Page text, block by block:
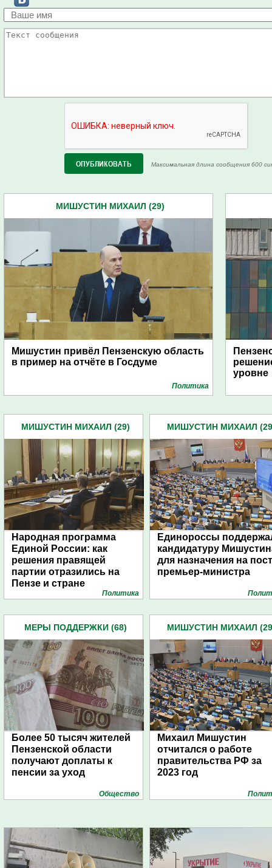
Максимальная длина сообщения 600
МИШУСТИН МИХАИЛ (29)
Мишустин привёл Пензенскую область
в пример на отчёте в Госдуме
Политика
уровне
МИШУСТИН МИХАИЛ (29)
Народная программа
Единой России: как
решения правящей
партии отразились на
Пензе и стране
Политика
МИШУСТИН МИХАИЛ
Единороссы
кандидатуру
для назначения на пост
премьер-министра
МЕРЫ ПОДДЕРЖКИ (68)
Более 50 тысяч жителей
Пензенской области
получают доплаты к
пенсии за уход
Общество
МИШУСТИН МИХАИЛ
Михаил Мишустин
отчитался о работе
правительства РФ за
2023 год